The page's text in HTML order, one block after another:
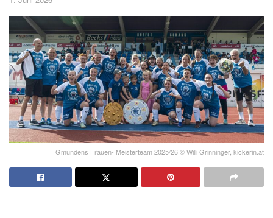
Gmundens Frauen- Meisterteam 2025/26 © Willi Grinninger, kickerin.at